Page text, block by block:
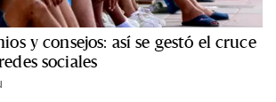
y consejos: así se gestó el cruce
sociales